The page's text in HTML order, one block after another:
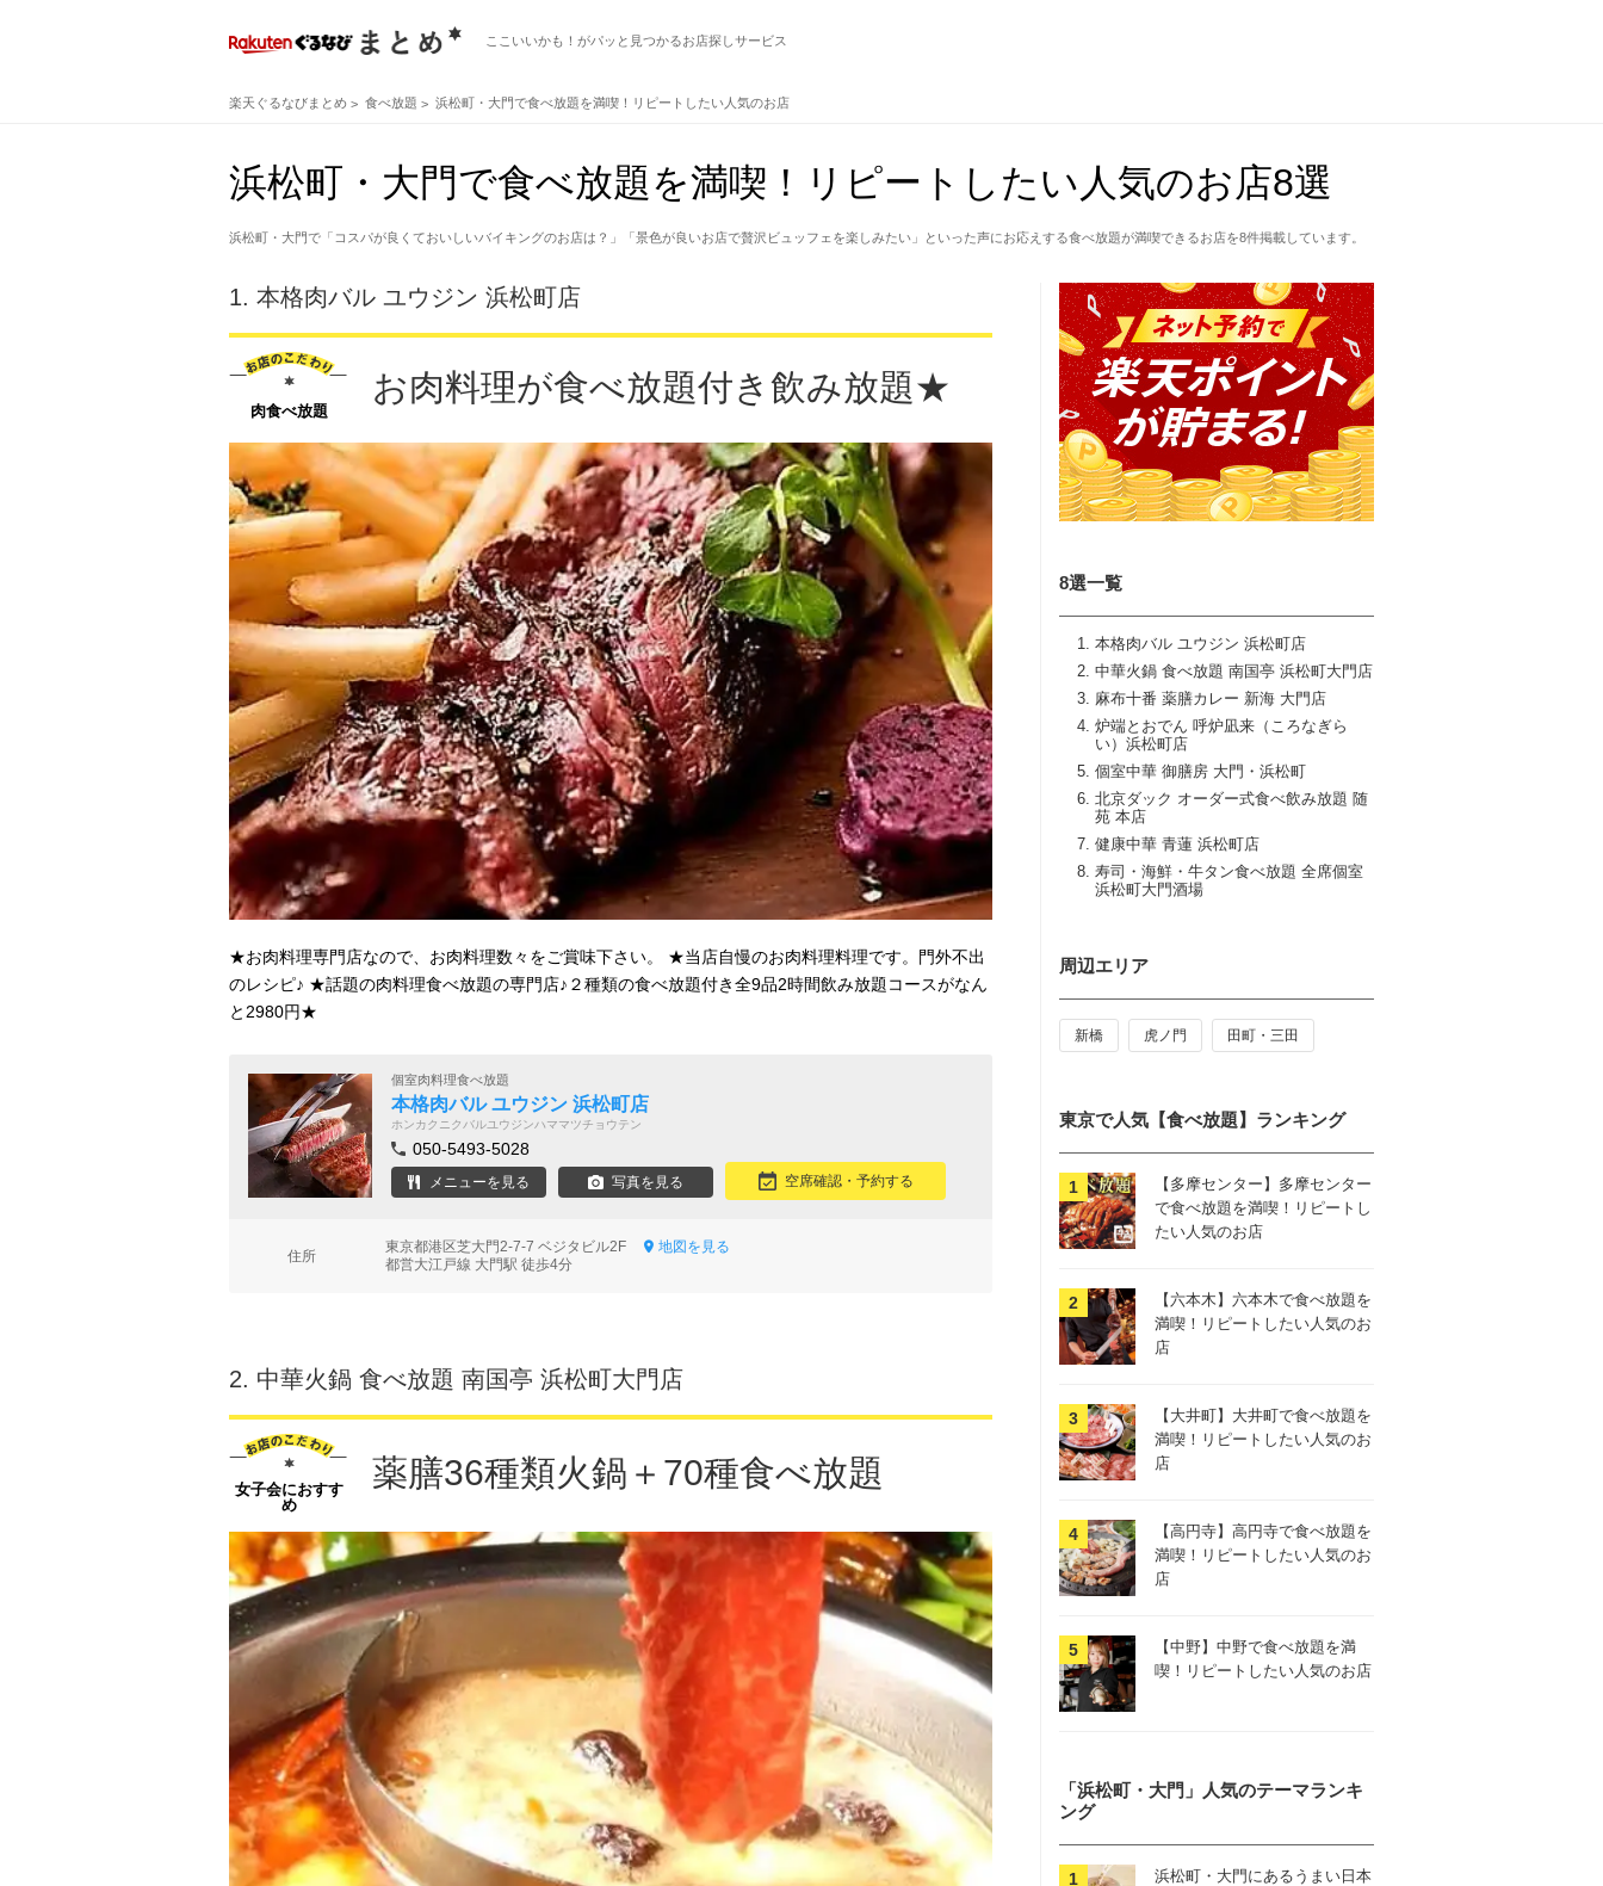
ここいいかも！がパッと見つかるお店探しサービス
楽天ぐるなびまとめ 食べ放題 浜松町・大門で食べ放題を満喫！リピートしたい人気のお店
浜松町・大門で食べ放題を満喫！リピートしたい人気のお店8選
浜松町・大門で「コスパが良くておいしいバイキングのお店は？」「景色が良いお店で贅沢ビュッフェを楽しみたい」といった声にお応えする食べ放題が満喫できるお店を8件掲載しています。
8選一覧
本格肉バル ユウジン 浜松町店
中華火鍋 食べ放題 南国亭 浜松町大門店
麻布十番 薬膳カレー 新海 大門店
炉端とおでん 呼炉凪来（ころなぎら
い）浜松町店
個室中華 御膳房 大門・浜松町
北京ダック オーダー式食べ飲み放題 随
苑 本店
健康中華 青蓮 浜松町店
寿司・海鮮・牛タン食べ放題 全席個室
浜松町大門酒場
1. 本格肉バル ユウジン 浜松町店
肉食べ放題
お肉料理が食べ放題付き飲み放題★
★お肉料理専門店なので、お肉料理数々をご賞味下さい。 ★当店自慢のお肉料理料理です。門外不出
のレシピ♪ ★話題の肉料理食べ放題の専門店♪２種類の食べ放題付き全9品2時間飲み放題コースがなん
と2980円★
個室肉料理食べ放題
本格肉バル ユウジン 浜松町店
ホンカクニクバルユウジンハママツチョウテン
050-5493-5028
メニューを見る 写真を見る 空席確認・予約する
住所
東京都港区芝大門2-7-7 ベジタビル2F
地図を見る
都営大江戸線 大門駅 徒歩4分
2. 中華火鍋 食べ放題 南国亭 浜松町大門店
女子会におすす
め
薬膳36種類火鍋＋70種食べ放題
周辺エリア
新橋 虎ノ門 田町・三田
東京で人気【食べ放題】ランキング
【多摩センター】多摩センター
で食べ放題を満喫！リピートし
たい人気のお店
【六本木】六本木で食べ放題を
満喫！リピートしたい人気のお
店
【大井町】大井町で食べ放題を
満喫！リピートしたい人気のお
店
【高円寺】高円寺で食べ放題を
満喫！リピートしたい人気のお
店
【中野】中野で食べ放題を満
喫！リピートしたい人気のお店
「浜松町・大門」人気のテーマランキ
ング
浜松町・大門にあるうまい日本